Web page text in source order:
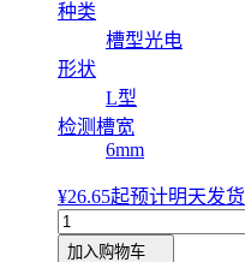
种类
槽型光电
形状
L型
检测槽宽
6mm
¥26.65起预计明天发货
加入购物车